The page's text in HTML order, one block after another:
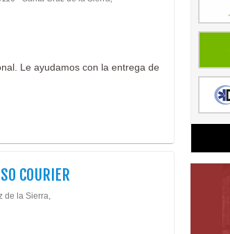
Le ayudamos con la entrega de
COURIER
de la Sierra,